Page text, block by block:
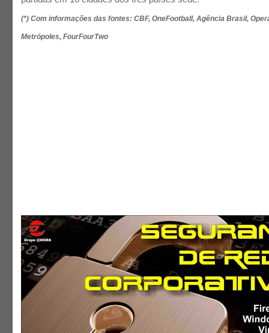
(*) Com informações das fontes: CBF, OneFootball, Agência Brasil,
Metrópoles, FourFourTwo